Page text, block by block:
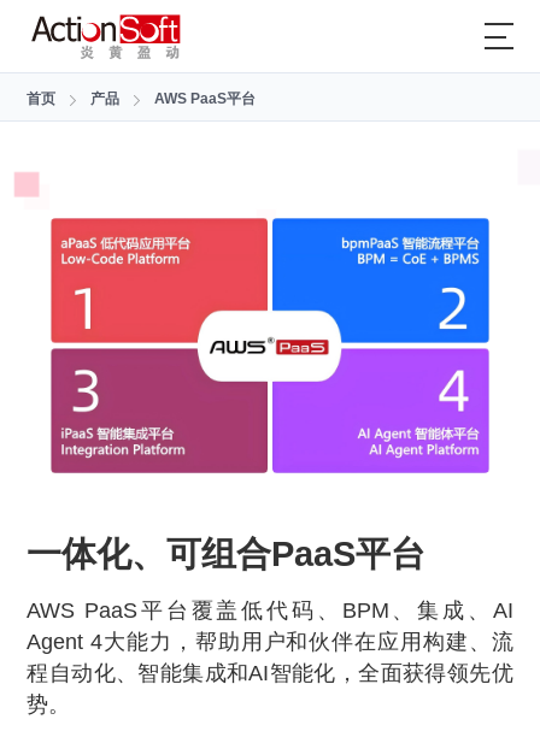
首页 产品 AWS PaaS平台
一体化、可组合PaaS平台
AWS PaaS平台覆盖低代码、BPM、集成、AI
Agent 4大能力，帮助用户和伙伴在应用构建、流
程自动化、智能集成和AI智能化，全面获得领先优
势。